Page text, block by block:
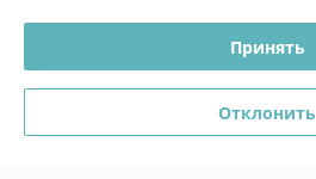
График работы
Полная версия сайта
Принять
Отклонить